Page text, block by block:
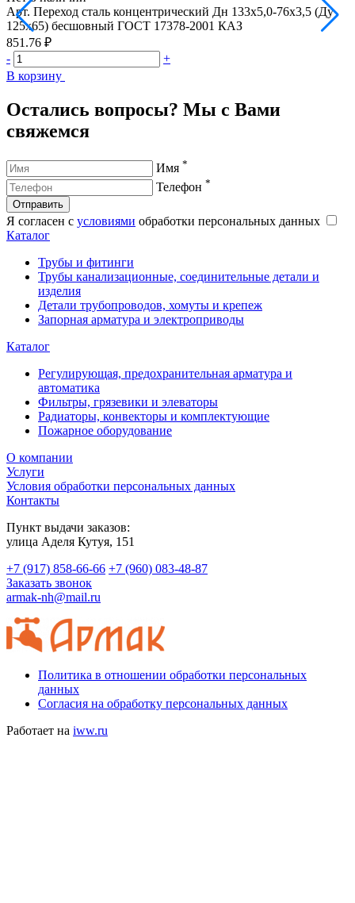
Арт. Переход сталь концентрический Дн 133х5,0-76х3,5 (Ду
125х65) бесшовный ГОСТ 17378-2001 КАЗ
851.76 ₽
-
+
В корзину
Остались вопросы? Мы с Вами
свяжемся
Имя *
Телефон *
Отправить
Я согласен с условиями обработки персональных данных
Каталог
Трубы и фитинги
Трубы канализационные, соединительные детали и
изделия
Детали трубопроводов, хомуты и крепеж
Запорная арматура и электроприводы
Каталог
Регулирующая, предохранительная арматура и
автоматика
Фильтры, грязевики и элеваторы
Радиаторы, конвекторы и комплектующие
Пожарное оборудование
О компании
Услуги
Условия обработки персональных данных
Контакты
Пункт выдачи заказов:
​улица Аделя Кутуя, 151
+7 (917) 858-66-66 +7 (960) 083-48-87
Заказать звонок
armak-nh@mail.ru
Политика в отношении обработки персональных
данных
Согласия на обработку персональных данных
Работает на iww.ru